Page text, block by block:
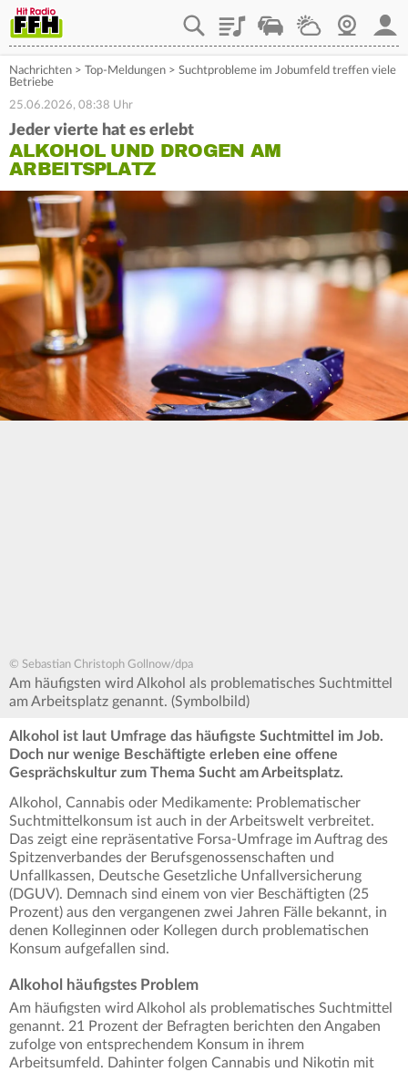
PlaylistStaupilotWetterWebcam
Nachrichten > Top-Meldungen > Suchtprobleme im Jobumfeld treffen viele
Betriebe
25.06.2026, 08:38 Uhr
Jeder vierte hat es erlebt
ALKOHOL UND DROGEN AM
ARBEITSPLATZ
© Sebastian Christoph Gollnow/dpa
Am häufigsten wird Alkohol als problematisches Suchtmittel
am Arbeitsplatz genannt. (Symbolbild)
Alkohol ist laut Umfrage das häufigste Suchtmittel im Job.
Doch nur wenige Beschäftigte erleben eine offene
Gesprächskultur zum Thema Sucht am Arbeitsplatz.
Alkohol, Cannabis oder Medikamente: Problematischer
Suchtmittelkonsum ist auch in der Arbeitswelt verbreitet.
Das zeigt eine repräsentative Forsa-Umfrage im Auftrag des
Spitzenverbandes der Berufsgenossenschaften und
Unfallkassen, Deutsche Gesetzliche Unfallversicherung
(DGUV). Demnach sind einem von vier Beschäftigten (25
Prozent) aus den vergangenen zwei Jahren Fälle bekannt, in
denen Kolleginnen oder Kollegen durch problematischen
Konsum aufgefallen sind.
Alkohol häufigstes Problem
Am häufigsten wird Alkohol als problematisches Suchtmittel
genannt. 21 Prozent der Befragten berichten den Angaben
zufolge von entsprechendem Konsum in ihrem
Arbeitsumfeld. Dahinter folgen Cannabis und Nikotin mit